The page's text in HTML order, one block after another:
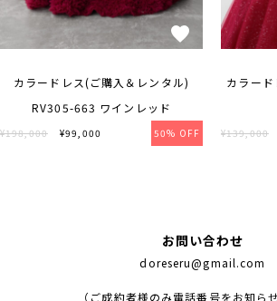
カラードレス(ご購入＆レンタル)
RV305-663 ワインレッド
¥198,000 ¥99,000 50% OFF
カラー
¥139,000
お問い合わせ
doreseru@gmail.com
（ご成約者様のみ電話番号をお知ら